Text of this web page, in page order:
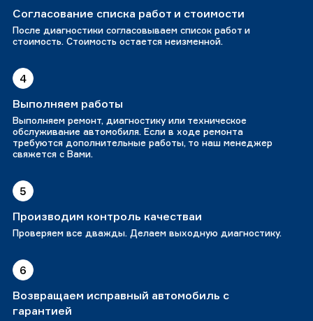
Согласование списка работ и стоимости
После диагностики согласовываем список работ и
стоимость. Стоимость остается неизменной.
4
Выполняем работы
Выполняем ремонт, диагностику или техническое
обслуживание автомобиля. Если в ходе ремонта
требуются дополнительные работы, то наш менеджер
свяжется с Вами.
5
Производим контроль качестваи
Проверяем все дважды. Делаем выходную диагностику.
6
Возвращаем исправный автомобиль с
гарантией